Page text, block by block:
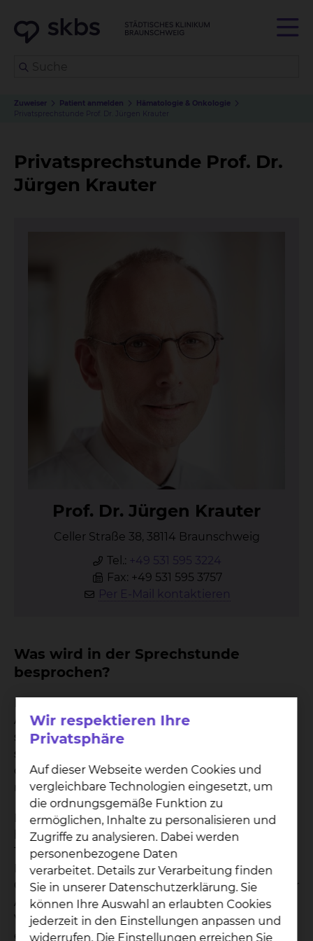
Zuweiser Patient anmelden
Hämatologie & Onkologie
Privatsprechstunde Prof. Dr. Jürgen Krauter
Privatsprechstunde Prof. Dr.
Jürgen Krauter
Prof. Dr. Jür­gen Krau­ter
Celler Straße 38, 38114 Braunschweig
Tel.: +49 531 595 3224
Fax: +49 531 595 3757
Per E-Mail kontaktieren
Was wird in der Sprechstunde
besprochen?
Arten von gut- und bösartigen Bluterkrankungen
sowie Tumorerkrankungen betreut. Dies umfasst
sowohl die Koordination und Durchführung von
diagnostischen Maßnahmen als auch die
medikamentöse Therapie und die Nachsorge.
Moderne Behandlungsmethoden machen es
heutzutage möglich, viele hochwirksame
Therapien im ambulanten Bereich durchzuführen.
Für die Durchführung von ambulanten
Chemotherapien oder Transfusionen stehen in der
Ambulanz insgesamt zehn Infusionsplätze zur
Verfügung. Die Betreuung erfolgt durch ein
eingespieltes Team aus Ärzten sowie speziell
Wir respektieren Ihre
Privatsphäre
Auf dieser Webseite werden Cookies und
vergleichbare Technologien eingesetzt, um
die ordnungsgemäße Funktion zu
ermöglichen, Inhalte zu personalisieren und
Zugriffe zu analysieren. Dabei werden
personenbezogene Daten
verarbeitet. Details zur Verarbeitung finden
Sie in unserer Datenschutzerklärung. Sie
können Ihre Auswahl an erlaubten Cookies
jederzeit in den Einstellungen anpassen und
widerrufen. Die Einstellungen erreichen Sie